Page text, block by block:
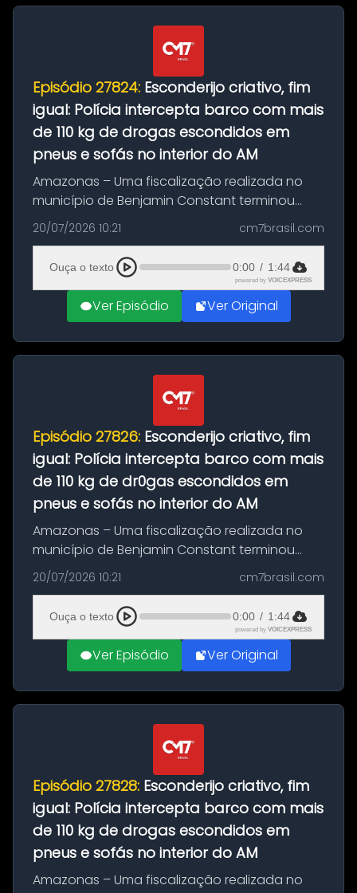
Episódio 27824: Esconderijo criativo, fim
igual: Polícia intercepta barco com mais
de 110 kg de drogas escondidos em
pneus e sofás no interior do AM
Amazonas – Uma fiscalização realizada no
município de Benjamin Constant terminou
com a apreensão de aproximadamente 115
quilos de entorpecentes em uma
embarcação atracada no porto da cidade. O
materia...
20/07/2026 10:21 cm7brasil.com
Ouça o texto 0:00 / 1:44
powered by VOICEXPRESS
Ver Episódio Ver Original
Episódio 27826: Esconderijo criativo, fim
igual: Polícia intercepta barco com mais
de 110 kg de dr0gas escondidos em
pneus e sofás no interior do AM
Amazonas – Uma fiscalização realizada no
município de Benjamin Constant terminou
com a apreensão de aproximadamente 115
quilos de entorpecentes em uma
embarcação atracada no porto da cidade. O
materia...
20/07/2026 10:21 cm7brasil.com
Ouça o texto 0:00 / 1:44
powered by VOICEXPRESS
Ver Episódio Ver Original
Episódio 27828: Esconderijo criativo, fim
igual: Polícia intercepta barco com mais
de 110 kg de drogas escondidos em
pneus e sofás no interior do AM
Amazonas – Uma fiscalização realizada no